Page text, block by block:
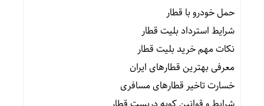
حمل خودرو با قطار
شرایط استرداد بلیت قطار
نکات مهم خرید بلیت قطار
معرفی بهترین قطارهای ایران
خسارت تاخیر قطارهای مسافری